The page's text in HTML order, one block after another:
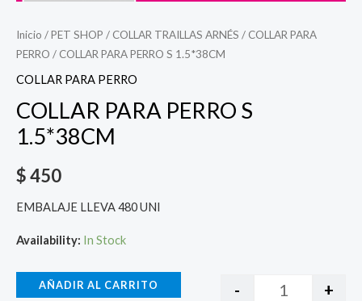
Inicio /PET SHOP / COLLAR TRAILLAS ARNÉS / COLLAR PARA
PERRO / COLLAR PARA PERRO S 1.5*38CM
COLLAR PARA PERRO
COLLAR PARA PERRO S
1.5*38CM
$450
EMBALAJE LLEVA 480 UNI
Availability: In Stock
- +
AÑADIR AL CARRITO